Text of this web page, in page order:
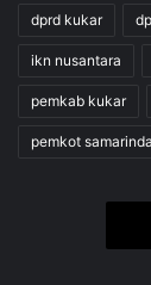
dprd kukar
ikn nusantara
pemkab kukar
pemkot samarinda